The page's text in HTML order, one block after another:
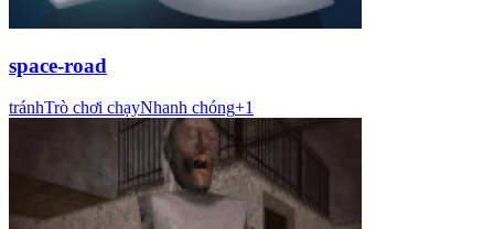
space-road
tránhTrò chơi chạyNhanh chóng+1